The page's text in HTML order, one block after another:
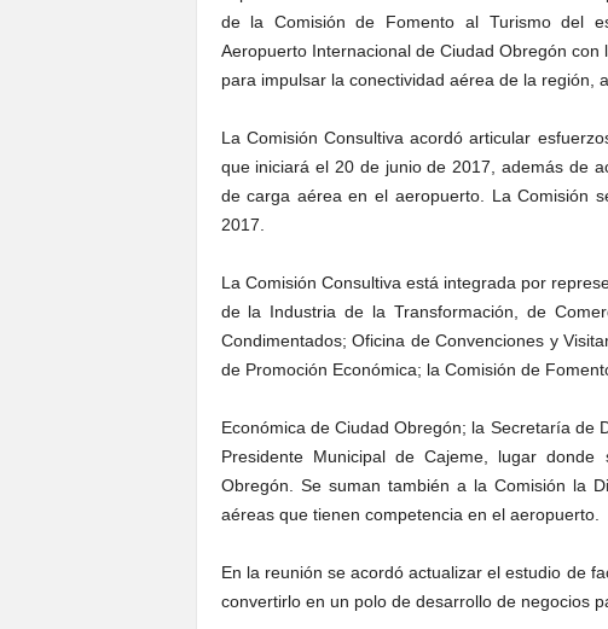
de la Comisión de Fomento al Turismo del
Aeropuerto Internacional de Ciudad Obregón
para impulsar la conectividad aérea de la región,
La Comisión Consultiva acordó articular
que iniciará el 20 de junio de 2017, además de
de carga aérea en el aeropuerto. La Comisión
2017.
La Comisión Consultiva está integrada por
de la Industria de la Transformación, de
Condimentados; Oficina de Convenciones y
de Promoción Económica; la Comisión de
Económica de Ciudad Obregón; la Secretaría de
Presidente Municipal de Cajeme, lugar
Obregón. Se suman también a la Comisión la
aéreas que tienen competencia en el aeropuerto.
En la reunión se acordó actualizar el estudio de
convertirlo en un polo de desarrollo de negocios